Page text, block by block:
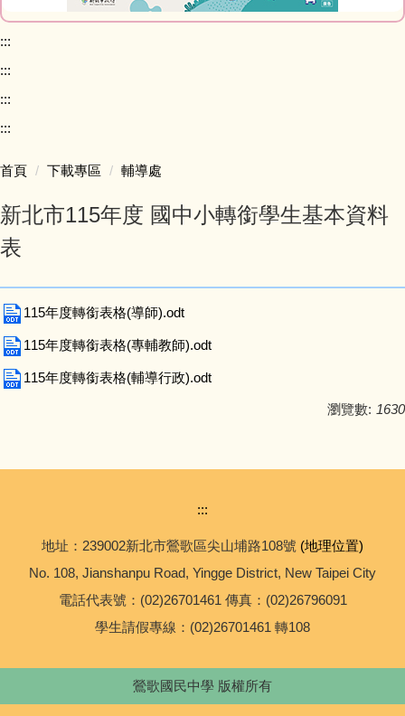
學校家庭教育專區
校務規章及辦法
便民業務
校園資訊設備及軟體操作說明
場地預約
:::
:::
:::
:::
首頁 下載專區 輔導處
新北市115年度 國中小轉銜學生基本資料
表
115年度轉銜表格(導師).odt
115年度轉銜表格(專輔教師).odt
115年度轉銜表格(輔導行政).odt
瀏覽數: 1630
:::
地址：239002新北市鶯歌區尖山埔路108號 (地理位置)
No. 108, Jianshanpu Road, Yingge District, New Taipei City
電話代表號：(02)26701461 傳真：(02)26796091
學生請假專線：(02)26701461 轉108
鶯歌國民中學 版權所有